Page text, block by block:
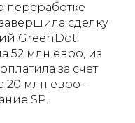
переработке
сделку
GreenDot.
52 млн евро, из
за счет
20 млн евро –
SP.